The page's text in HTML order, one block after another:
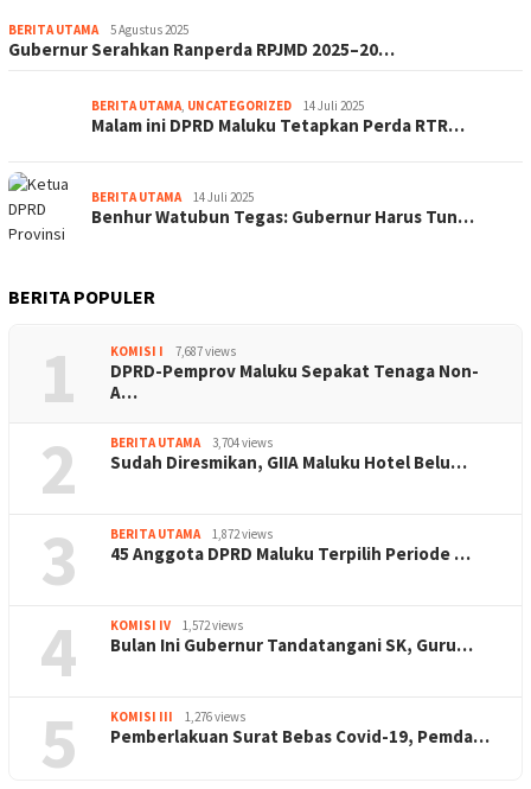
BERITA UTAMA 5 Agustus 2025
Gubernur Serahkan Ranperda RPJMD 2025–20…
BERITA UTAMA, UNCATEGORIZED 14 Juli 2025
Malam ini DPRD Maluku Tetapkan Perda RTR…
BERITA UTAMA 14 Juli 2025
Benhur Watubun Tegas: Gubernur Harus Tun…
BERITA POPULER
1 KOMISI I 7,687 views
DPRD-Pemprov Maluku Sepakat Tenaga Non-
A…
2 BERITA UTAMA 3,704 views
Sudah Diresmikan, GIIA Maluku Hotel Belu…
3 BERITA UTAMA 1,872 views
45 Anggota DPRD Maluku Terpilih Periode …
4 KOMISI IV 1,572 views
Bulan Ini Gubernur Tandatangani SK, Guru…
5 KOMISI III 1,276 views
Pemberlakuan Surat Bebas Covid-19, Pemda…